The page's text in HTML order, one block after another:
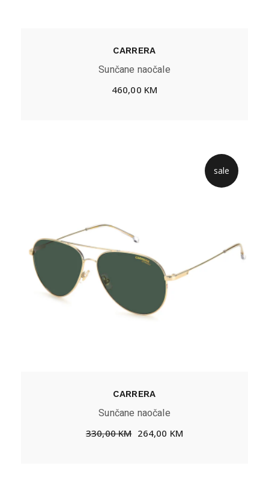
CARRERA
Sunčane naočale
460,00 KM
sale
CARRERA
Sunčane naočale
330,00KM 264,00 KM